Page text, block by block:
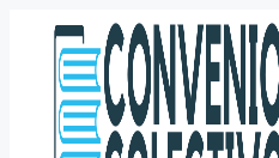
contenido